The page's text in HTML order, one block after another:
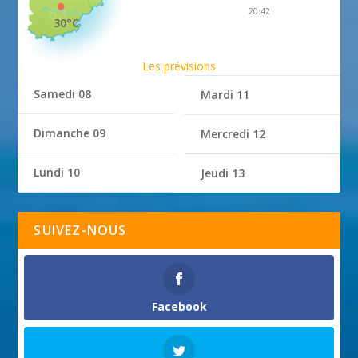
30°C
20:42
Les prévisions
Samedi 08
Dimanche 09
Lundi 10
Mardi 11
Mercredi 12
Jeudi 13
SUIVEZ-NOUS
Facebook